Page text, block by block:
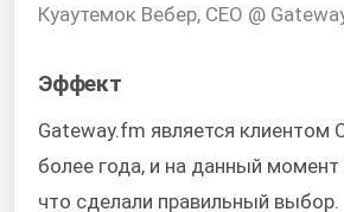
Куаутемок Вебер, CEO @
Эффект
Gateway.fm является клиентом
более года, и на данный
что сделали правильный выбор.